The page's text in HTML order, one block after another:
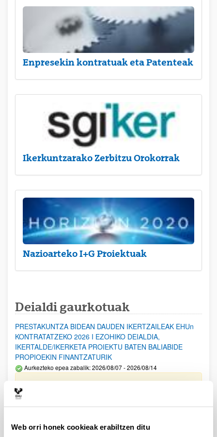
Web orri honek cookieak erabiltzen ditu
Enpresekin kontratuak eta Patenteak
Ikerkuntzarako Zerbitzu Orokorrak
Nazioarteko I+G Proiektuak
Deialdi gaurkotuak
PRESTAKUNTZA BIDEAN DAUDEN IKERTZAILEAK EHUn
KONTRATATZEKO 2026 I EZOHIKO DEIALDIA,
IKERTALDE/IKERKETA PROIEKTU BATEN BALIABIDE
PROPIOEKIN FINANTZATURIK
Aurkezteko epea zabalik: 2026/08/07 - 2026/08/14
ESKAERAK AURKEZTEKO EPEA 2026-08-14 ARTE ZABALIK.
UPV/EHUn Azpiegitura Zientifikoa eta Funts Bibliografikoak
Izapide irekia